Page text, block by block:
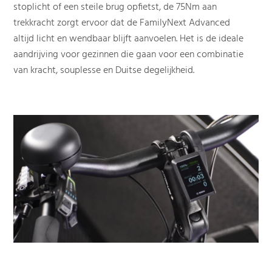
stoplicht of een steile brug opfietst, de 75Nm aan
trekkracht zorgt ervoor dat de FamilyNext Advanced
altijd licht en wendbaar blijft aanvoelen. Het is de ideale
aandrijving voor gezinnen die gaan voor een combinatie
van kracht, souplesse en Duitse degelijkheid.